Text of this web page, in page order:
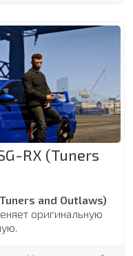
RX (Tuners
and Outlaws)
оригинальную